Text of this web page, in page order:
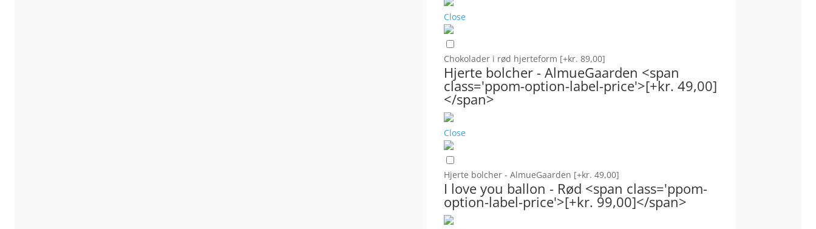
Close
Chokolader i rød hjerteform [+kr. 89,00]
Hjerte bolcher - AlmueGaarden <span
class='ppom-option-label-price'>[+kr. 49,00]
</span>
Close
Hjerte bolcher - AlmueGaarden [+kr. 49,00]
I love you ballon - Rød <span class='ppom-
option-label-price'>[+kr. 99,00]</span>